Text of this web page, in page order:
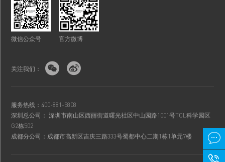
微信公众号 官方微博
关注我们：  
服务热线：400-881-5808
深圳总公司： 深圳市南山区西丽街道曙光社区中山园路1001号TCL科学园区
G2栋502
成都分公司：成都市高新区吉庆三路333号蜀都中心二期1栋1单元7楼

